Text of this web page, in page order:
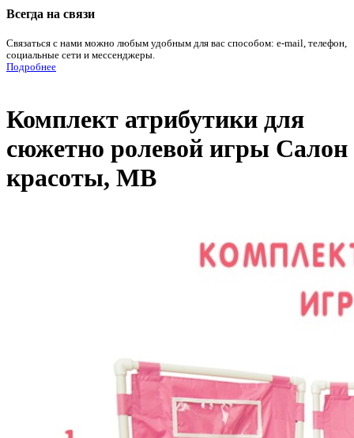
Всегда на связи
Связаться с нами можно любым удобным для вас способом: e-mail, телефон,
социальные сети и мессенджеры.
Подробнее
Комплект атрибутики для
сюжетно ролевой игры Салон
красоты, МВ